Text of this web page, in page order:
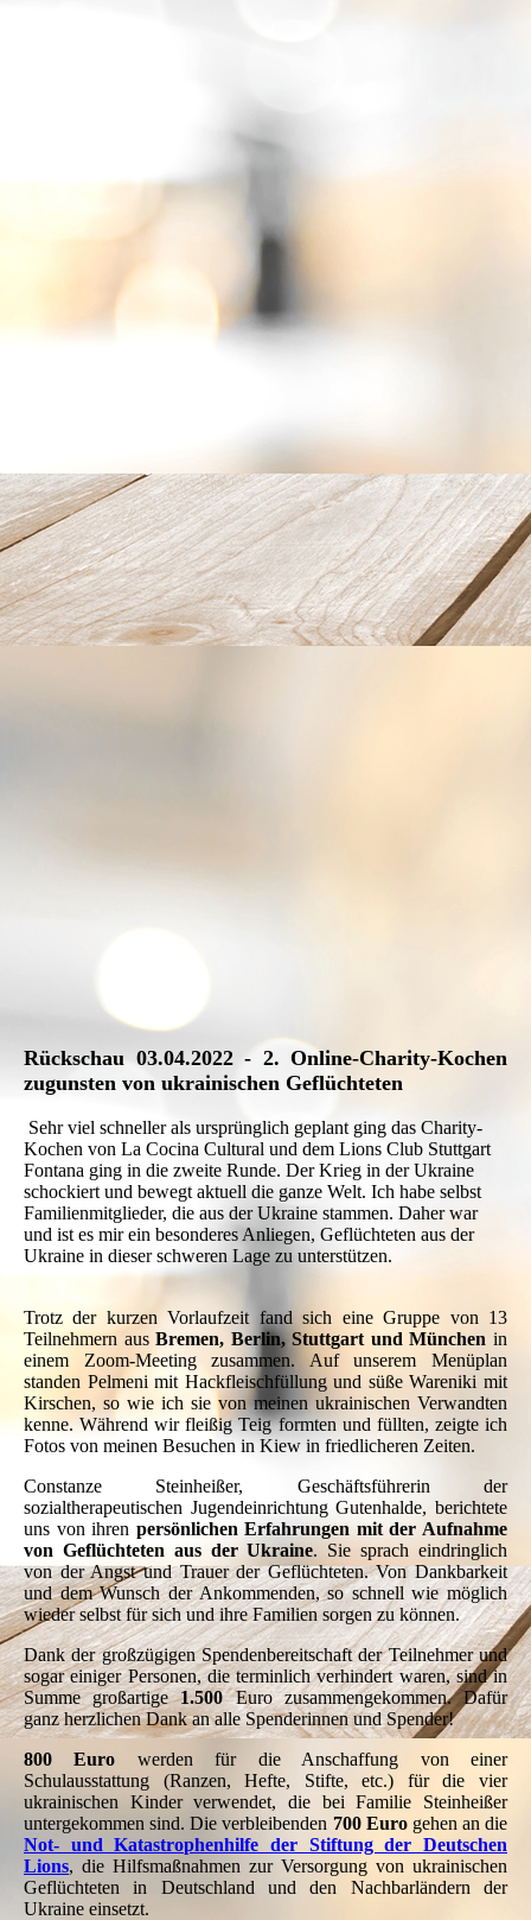
Rückschau 03.04.2022 - 2. Online-Charity-Kochen
zugunsten von ukrainischen Geflüchteten
Sehr viel schneller als ursprünglich geplant ging das Charity-
Kochen von La Cocina Cultural und dem Lions Club Stuttgart
Fontana ging in die zweite Runde. Der Krieg in der Ukraine
schockiert und bewegt aktuell die ganze Welt. Ich habe selbst
Familienmitglieder, die aus der Ukraine stammen. Daher war
und ist es mir ein besonderes Anliegen, Geflüchteten aus der
Ukraine in dieser schweren Lage zu unterstützen.
Trotz der kurzen Vorlaufzeit fand sich eine Gruppe von 13
Teilnehmern ausBremen, Berlin, Stuttgart und Münchenin
einem Zoom-Meeting zusammen. Auf unserem Menüplan
standen Pelmeni mit Hackfleischfüllung und süße Wareniki mit
Kirschen, so wie ich sie von meinen ukrainischen Verwandten
kenne. Während wir fleißig Teig formten und füllten, zeigte ich
Fotos von meinen Besuchen in Kiew in friedlicheren Zeiten.
Constanze Steinheißer, Geschäftsführerin der
sozialtherapeutischen Jugendeinrichtung Gutenhalde, berichtete
uns von ihren persönlichen Erfahrungen mit der Aufnahme
von Geflüchteten aus der Ukraine. Sie sprach eindringlich
von der Angst und Trauer der Geflüchteten. Von Dankbarkeit
und dem Wunsch der Ankommenden, so schnell wie möglich
wieder selbst für sich und ihre Familien sorgen zu können.
Dank der großzügigen Spendenbereitschaft der Teilnehmer und
sogar einiger Personen, die terminlich verhindert waren, sind in
Summe großartige1.500Euro zusammengekommen. Dafür
ganz herzlichen Dank an alle Spenderinnen und Spender!
800 Euro werden für die Anschaffung von einer
Schulausstattung (Ranzen, Hefte, Stifte, etc.) für die vier
ukrainischen Kinder verwendet, die bei Familie Steinheißer
untergekommen sind. Die verbleibenden 700 Eurogehen an die
Not- und Katastrophenhilfe der Stiftung der Deutschen
Lions, die Hilfsmaßnahmen zur Versorgung von ukrainischen
Geflüchteten in Deutschland und den Nachbarländern der
Ukraine einsetzt.